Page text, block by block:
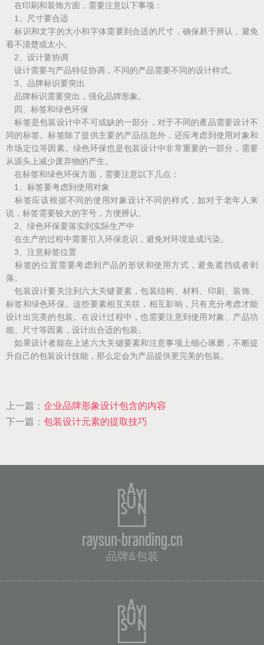
在印刷和装饰方面，需要注意以下事项：
1、尺寸要合适
标识和文字的大小和字体需要到合适的尺寸，确保易于辨认，避免
看不清楚或太小。
2、设计要协调
设计需要与产品特征协调，不同的产品需要不同的设计样式。
3、品牌标识要突出
品牌标识需要突出，强化品牌形象。
四、标签和绿色环保
标签是包装设计中不可或缺的一部分，对于不同的產品需要设计不
同的标签。标签除了提供主要的产品信息外，还应考虑到使用对象和
市场定位等因素。绿色环保也是包装设计中非常重要的一部分，需要
从源头上减少废弃物的产生。
在标签和绿色环保方面，需要注意以下几点：
1、标签要考虑到使用对象
标签应该根据不同的使用对象设计不同的样式，如对于老年人来
说，标签需要较大的字号，方便辨认。
2、绿色环保要落实到实际生产中
在生产的过程中需要引入环保意识，避免对环境造成污染。
3、注意标签位置
标签的位置需要考虑到产品的形状和使用方式，避免遮挡或者剥
落。
包装设计要关注到六大关键要素，包装结构、材料、印刷、装饰、
标签和绿色环保。这些要素相互关联，相互影响，只有充分考虑才能
设计出完美的包装。在设计过程中，也需要注意到使用对象、产品功
能、尺寸等因素，设计出合适的包装。
如果设计者能在上述六大关键要素和注意事项上细心琢磨，不断提
升自己的包装设计技能，那么定会为产品提供更完美的包装。
上一篇： 企业品牌形象设计包含的内容
下一篇： 包装设计元素的提取技巧
raysun-branding.cn
品牌&包装